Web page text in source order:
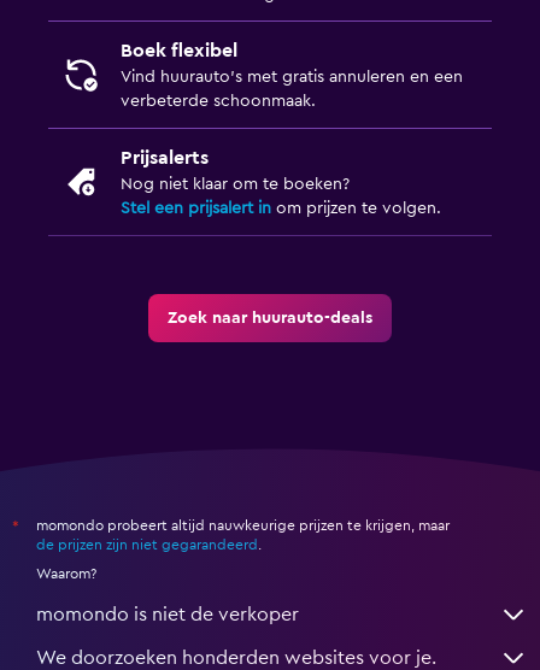
Boek flexibel
Vind huurauto's met gratis annuleren en een
verbeterde schoonmaak.
Prijsalerts
Nog niet klaar om te boeken?
Stel een prijsalert in om prijzen te volgen.
Zoek naar huurauto-deals
*
momondo probeert altijd nauwkeurige prijzen te krijgen, maar
de prijzen zijn niet gegarandeerd .
Waarom?
momondo is niet de verkoper
We doorzoeken honderden websites voor je.